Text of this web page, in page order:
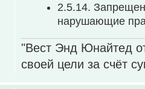
2.5.14.
нарушающие
"Вест Энд Юнайтед
своей цели за счёт